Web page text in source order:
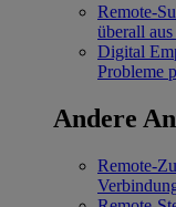
Remote-
überall
Digital
Probleme
Andere
Remote-